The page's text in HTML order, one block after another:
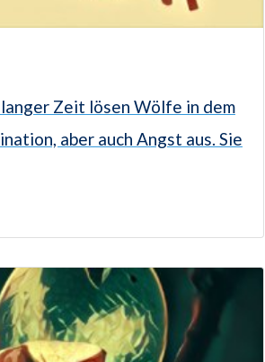
Zeit lösen Wölfe in dem
aber auch Angst aus. Sie